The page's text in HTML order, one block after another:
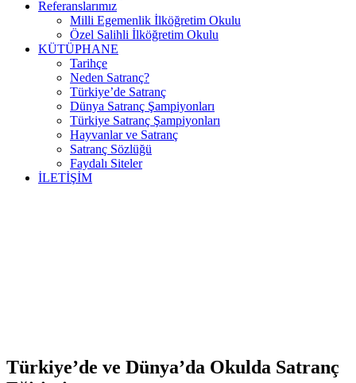
Referanslarımız
Milli Egemenlik İlköğretim Okulu
Özel Salihli İlköğretim Okulu
KÜTÜPHANE
Tarihçe
Neden Satranç?
Türkiye’de Satranç
Dünya Satranç Şampiyonları
Türkiye Satranç Şampiyonları
Hayvanlar ve Satranç
Satranç Sözlüğü
Faydalı Siteler
İLETİŞİM
Türkiye’de ve Dünya’da Okulda Satranç